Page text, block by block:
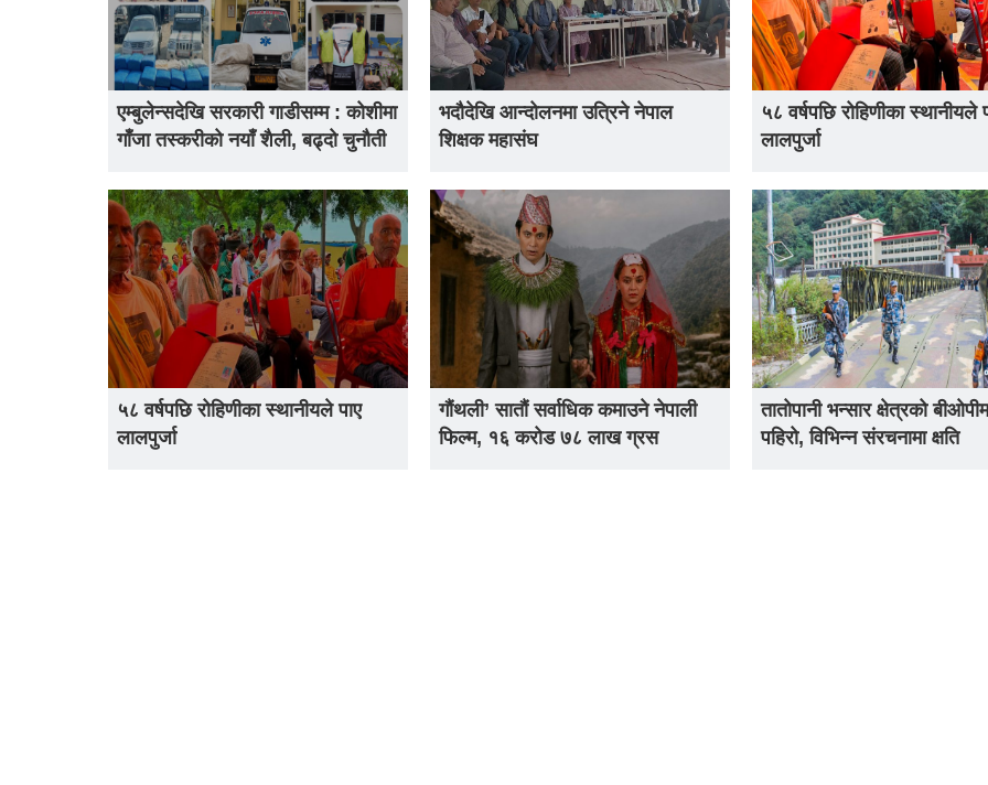
एम्बुलेन्सदेखि सरकारी गाडीसम्म : कोशीमा
गाँजा तस्करीको नयाँ शैली, बढ्दो चुनौती
भदौदेखि आन्दोलनमा उत्रिने नेपाल
शिक्षक महासंघ
५८ वर्षपछि रोहिणीका स्थानीयले
लालपुर्जा
५८ वर्षपछि रोहिणीका स्थानीयले पाए
लालपुर्जा
गौंथली’ सातौं सर्वाधिक कमाउने नेपाली
फिल्म, १६ करोड ७८ लाख ग्रस
तातोपानी भन्सार क्षेत्रको
पहिरो, विभिन्न संरचनामा क्षति